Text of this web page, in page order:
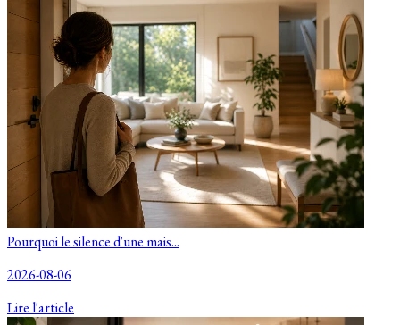
Pourquoi le silence d'une mais...
2026-08-06
Lire l'article